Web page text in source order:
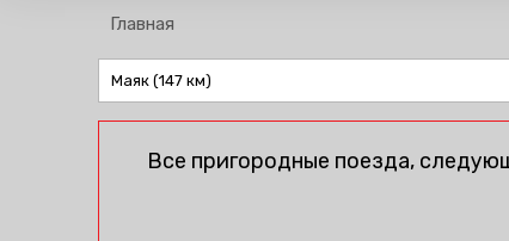
Главная
Все пригородные поезда,